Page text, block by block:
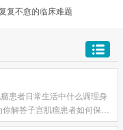
复不愈的临床难题
患者日常生活中什么调理身
解答子宫肌瘤患者如何保
么调理身体的问题。 子宫